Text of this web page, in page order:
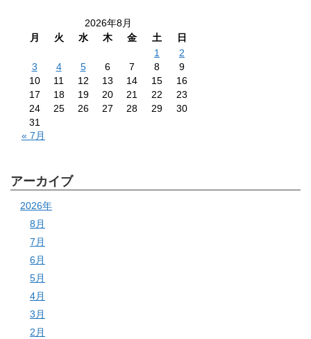
2026年8月
月
火 水 木 金 土
日
1
2
3
4 5 6 7 8
9
10
11 12 13 14 15
16
17
18 19 20 21 22
23
24
25 26 27 28 29
30
31
« 7月
アーカイブ
2026年
8月
7月
6月
5月
4月
3月
2月